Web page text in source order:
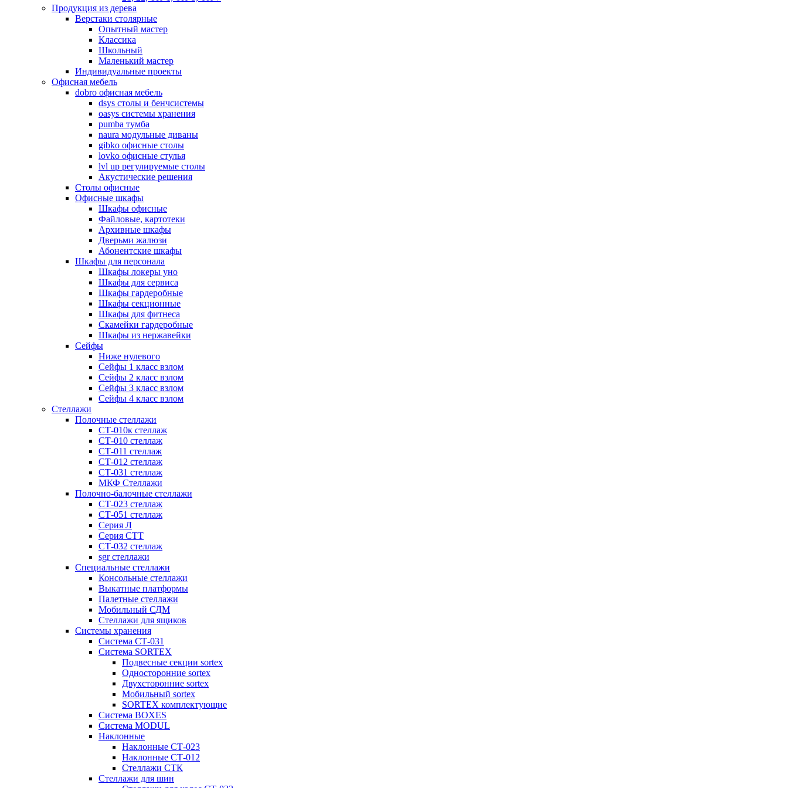
Продукция из дерева
Верстаки столярные
Опытный мастер
Классика
Школьный
Маленький мастер
Индивидуальные проекты
Офисная мебель
dobro офисная мебель
dsys столы и бенчсистемы
oasys системы хранения
pumba тумба
naura модульные диваны
gibko офисные столы
lovko офисные стулья
lvl up регулируемые столы
Акустические решения
Столы офисные
Офисные шкафы
Шкафы офисные
Файловые, картотеки
Архивные шкафы
Дверьми жалюзи
Абонентские шкафы
Шкафы для персонала
Шкафы локеры уно
Шкафы для сервиса
Шкафы гардеробные
Шкафы секционные
Шкафы для фитнеса
Скамейки гардеробные
Шкафы из нержавейки
Сейфы
Ниже нулевого
Сейфы 1 класс взлом
Сейфы 2 класс взлом
Сейфы 3 класс взлом
Сейфы 4 класс взлом
Стеллажи
Полочные стеллажи
СТ-010к стеллаж
СТ-010 стеллаж
СТ-011 стеллаж
СТ-012 стеллаж
СТ-031 стеллаж
МКФ Стеллажи
Полочно-балочные стеллажи
СТ-023 стеллаж
СТ-051 стеллаж
Серия Л
Серия СТТ
СТ-032 стеллаж
sgr стеллажи
Специальные стеллажи
Консольные стеллажи
Выкатные платформы
Палетные стеллажи
Мобильный СДМ
Стеллажи для ящиков
Системы хранения
Система СТ-031
Система SORTEX
Подвесные секции sortex
Односторонние sortex
Двухсторонние sortex
Мобильный sortex
SORTEX комплектующие
Система BOXES
Система MODUL
Наклонные
Наклонные СТ-023
Наклонные СТ-012
Стеллажи СТК
Стеллажи для шин